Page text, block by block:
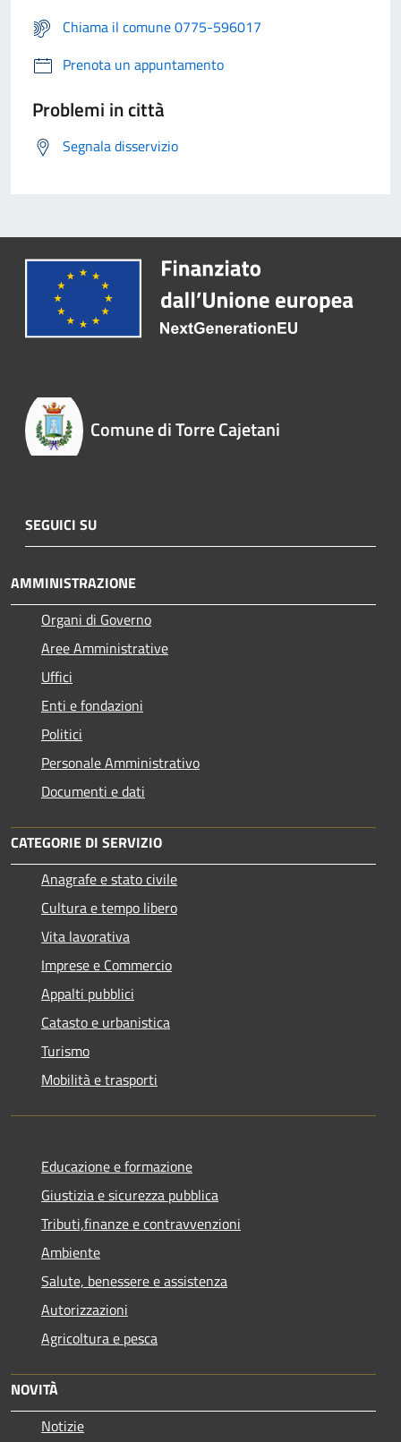
Chiama il comune 0775-596017
Prenota un appuntamento
Problemi in città
Segnala disservizio
Comune di Torre Cajetani
SEGUICI SU
AMMINISTRAZIONE
Organi di Governo
Aree Amministrative
Uffici
Enti e fondazioni
Politici
Personale Amministrativo
Documenti e dati
CATEGORIE DI SERVIZIO
Anagrafe e stato civile
Cultura e tempo libero
Vita lavorativa
Imprese e Commercio
Appalti pubblici
Catasto e urbanistica
Turismo
Mobilità e trasporti
Educazione e formazione
Giustizia e sicurezza pubblica
Tributi,finanze e contravvenzioni
Ambiente
Salute, benessere e assistenza
Autorizzazioni
Agricoltura e pesca
NOVITÀ
Notizie